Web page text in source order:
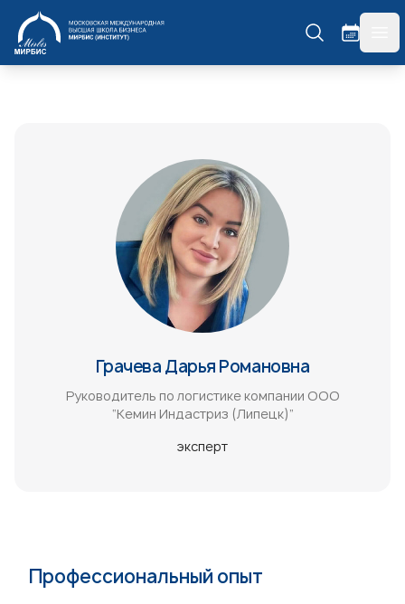
МИРБИС
Грачева Дарья Романовна
Руководитель по логистике компании ООО
“Кемин Индастриз (Липецк)”
эксперт
Профессиональный опыт